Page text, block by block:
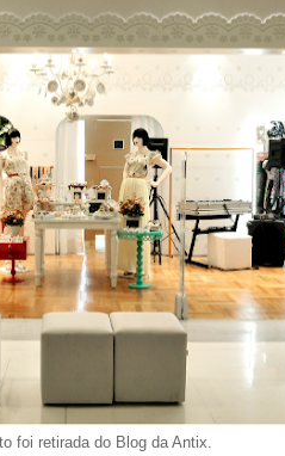
foi retirada do Blog da Antix.